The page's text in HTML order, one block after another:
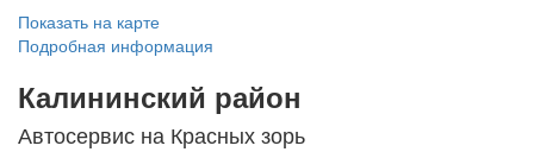
Показать на карте
Подробная информация
Калининский район
Автосервис на Красных зорь